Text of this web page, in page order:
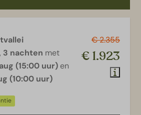
€ 2.355
€ 1.923
, 3 nachten met
(15:00 uur) en
(10:00 uur)